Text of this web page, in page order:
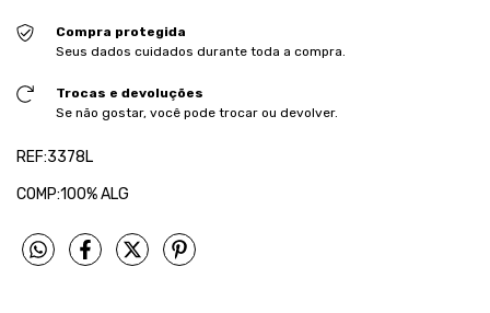
Compra protegida
Seus dados cuidados durante toda a compra.
Trocas e devoluções
Se não gostar, você pode trocar ou devolver.
REF:3378L
COMP:100% ALG